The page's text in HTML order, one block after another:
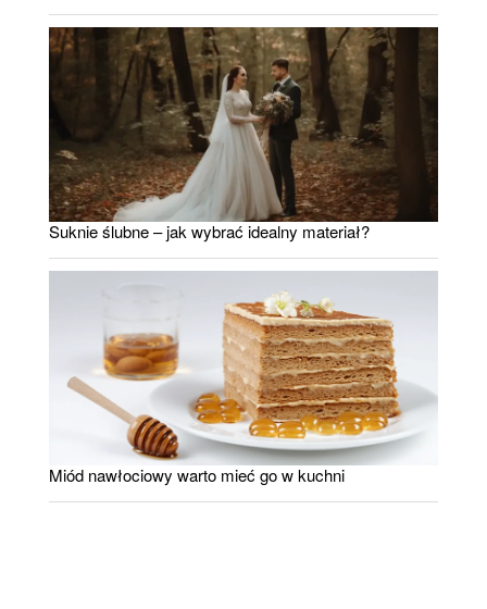
Suknie ślubne – jak wybrać idealny materiał?
Miód nawłociowy warto mieć go w kuchni